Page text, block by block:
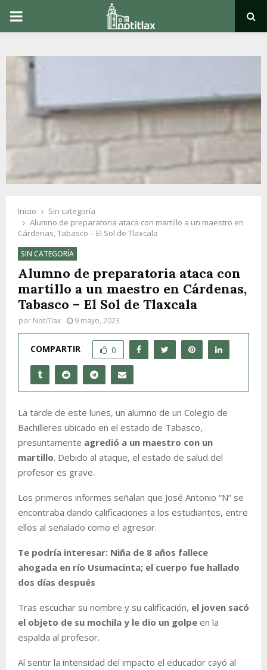
PRIMARY
Inicio
Sin categoría
Alumno de preparatoria ataca con martillo a un maestro en
Cárdenas, Tabasco – El Sol de Tlaxcala
SIN CATEGORÍA
Alumno de preparatoria ataca con
martillo a un maestro en Cárdenas,
Tabasco – El Sol de Tlaxcala
por NotiTlax 9 mayo, 2023
COMPARTIR 0
La tarde de este lunes, un alumno de un Colegio de
Bachilleres ubicado en el estado de Tabasco,
presuntamente agredió a un maestro con un
martillo. Debido al ataque, el estado de salud del
profesor es grave.
Los primeros informes señalan que José Antonio “N” se
encontraba dando calificaciones a los estudiantes, entre
ellos al señalado como el agresor.
Te podría interesar: Niña de 8 años fallece
ahogada en río Usumacinta; el cuerpo fue hallado
dos días después
Tras escuchar su nombre y su calificación, el joven sacó
el objeto de su mochila y le dio un golpe en la
espalda al profesor.
Al sentir la intensidad del impacto el educador cayó al